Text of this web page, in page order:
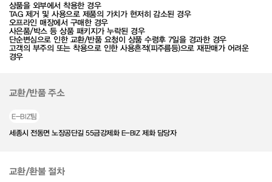
상품을 외부에서 착용한 경우
TAG 제거 및 사용으로 제품의 가치가 현저히 감소된 경우
오프라인 매장에서 구매한 경우
사은품/박스 등 상품 패키지가 누락된 경우
단순변심으로 인한 교환/반품 요청이 상품 수령후 7일을 경과한 경우
고객의 부주의 또는 착용으로 인한 사용흔적(피주름등)으로 재판매가 어려운
경우
교환/반품 주소
E-BIZ팀
세종시 전동면 노장공단길 55금강제화 E-BIZ 제화 담당자
교환/환불 절차